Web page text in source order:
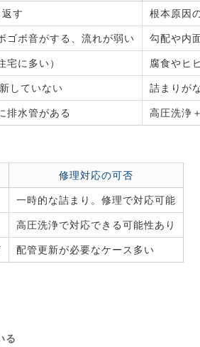
す 根本原因
ゴボ音がする、流れが弱い 勾配や内
宅に多い） 腐食やヒ
していない 詰まりが
排水管がある 高圧洗浄
修理対応の可否
一時的な詰まり。修理で対応可能
高圧洗浄で対応できる可能性あり
配管更新が必要なケース多い
る